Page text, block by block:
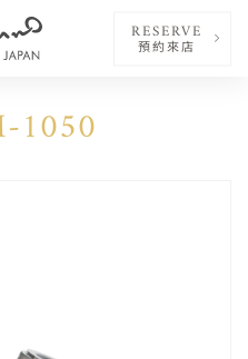
RESERVE
預約來店
1050